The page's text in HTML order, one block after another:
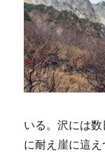
いる。沢には
に耐え崖に這